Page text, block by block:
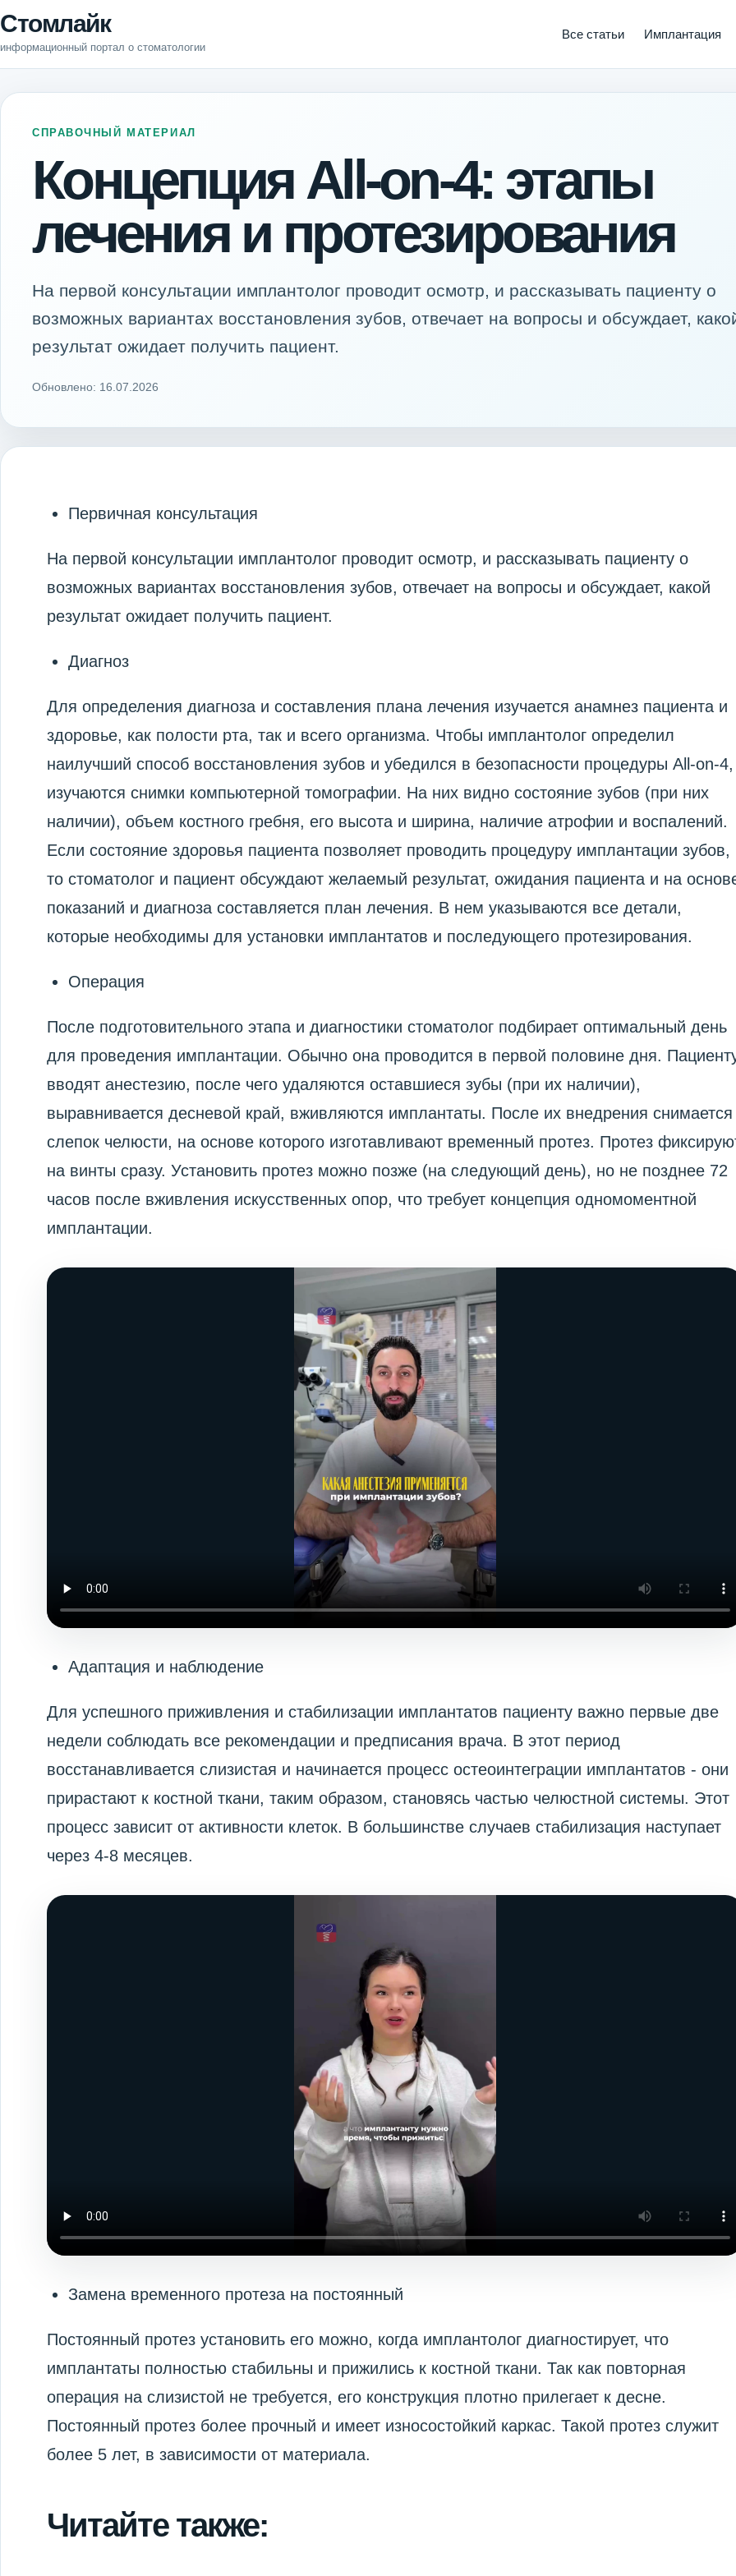
Стомлайк
информационный портал о стоматологии
Все статьи Имплантация
СПРАВОЧНЫЙ МАТЕРИАЛ
Концепция All-on-4: этапы
лечения и протезирования
На первой консультации имплантолог проводит осмотр, и рассказывать пациенту о
возможных вариантах восстановления зубов, отвечает на вопросы и обсуждает,
результат ожидает получить пациент.
Обновлено: 16.07.2026
Первичная консультация
На первой консультации имплантолог проводит осмотр, и рассказывать пациенту о
возможных вариантах восстановления зубов, отвечает на вопросы и обсуждает, какой
результат ожидает получить пациент.
Диагноз
Для определения диагноза и составления плана лечения изучается анамнез пациента и
здоровье, как полости рта, так и всего организма. Чтобы имплантолог определил
наилучший способ восстановления зубов и убедился в безопасности процедуры All-on-4,
изучаются снимки компьютерной томографии. На них видно состояние зубов (при них
наличии), объем костного гребня, его высота и ширина, наличие атрофии и воспалений.
Если состояние здоровья пациента позволяет проводить процедуру имплантации зубов,
то стоматолог и пациент обсуждают желаемый результат, ожидания пациента и на
показаний и диагноза составляется план лечения. В нем указываются все детали,
которые необходимы для установки имплантатов и последующего протезирования.
Операция
После подготовительного этапа и диагностики стоматолог подбирает оптимальный день
для проведения имплантации. Обычно она проводится в первой половине дня.
вводят анестезию, после чего удаляются оставшиеся зубы (при их наличии),
выравнивается десневой край, вживляются имплантаты. После их внедрения снимается
слепок челюсти, на основе которого изготавливают временный протез. Протез
на винты сразу. Установить протез можно позже (на следующий день), но не позднее 72
часов после вживления искусственных опор, что требует концепция одномоментной
имплантации.
Адаптация и наблюдение
Для успешного приживления и стабилизации имплантатов пациенту важно первые две
недели соблюдать все рекомендации и предписания врача. В этот период
восстанавливается слизистая и начинается процесс остеоинтеграции имплантатов - они
прирастают к костной ткани, таким образом, становясь частью челюстной системы. Этот
процесс зависит от активности клеток. В большинстве случаев стабилизация наступает
через 4-8 месяцев.
Замена временного протеза на постоянный
Постоянный протез установить его можно, когда имплантолог диагностирует, что
имплантаты полностью стабильны и прижились к костной ткани. Так как повторная
операция на слизистой не требуется, его конструкция плотно прилегает к десне.
Постоянный протез более прочный и имеет износостойкий каркас. Такой протез служит
более 5 лет, в зависимости от материала.
Читайте также: